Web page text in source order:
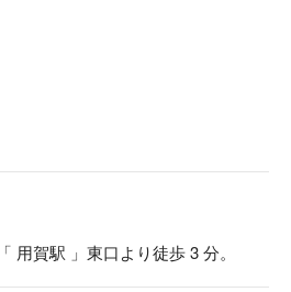
用賀駅 」東口より徒歩 3 分。